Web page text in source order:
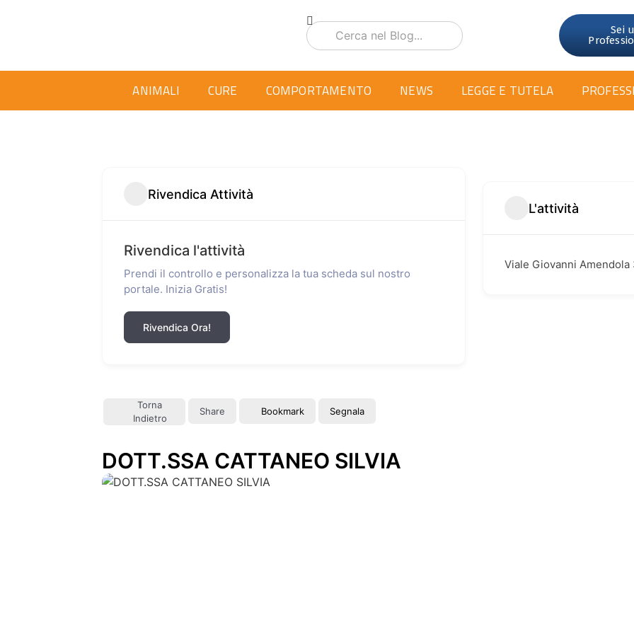
Sei
ANIMALI CURE COMPORTAMENTO NEWS LEGGE E TUTELA
Rivendica Attività
Rivendica l'attività
Prendi il controllo e personalizza la tua scheda sul nostro
portale. Inizia Gratis!
Rivendica Ora!
Torna
Indietro
Share Bookmark Segnala
DOTT.SSA CATTANEO SILVIA
L'attività
Viale Giovanni